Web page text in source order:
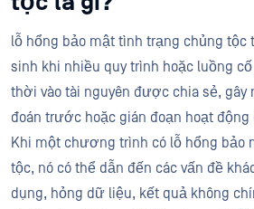
lỗ hổng bảo mật tình trạng chủng tộc
sinh khi nhiều quy trình hoặc luồng
thời vào tài nguyên được chia sẻ, gây
đoán trước hoặc gián đoạn hoạt
Khi một chương trình có lỗ hổng bảo
tộc, nó có thể dẫn đến các vấn đề
dụng, hỏng dữ liệu, kết quả không